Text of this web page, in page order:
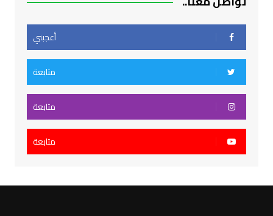
أعجبني
متابعة
متابعة
متابعة